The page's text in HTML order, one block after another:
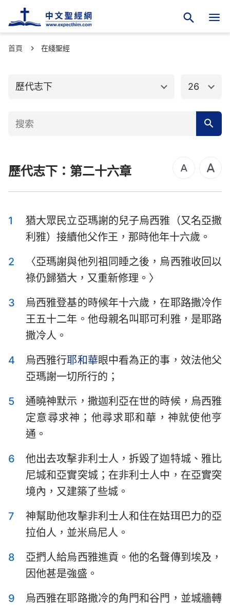
首頁 在綫聖經
歷代志下
舊約聖經
創世記
申命記
撒母耳記上 撒母耳記下
歷代志上 歷代志下
以斯拉記 尼希米記
以斯帖記 約伯記
傳道書 雅歌
以賽亞書
耶利米哀歌 以西結書
但以理書
約珥書 阿摩司書
俄巴底亞書 約拿書
哈巴谷書 西番雅書
哈該書 撒迦利亞書
瑪拉基書
26
歷代志下：第二十六章
1
猶大眾民立亞瑪謝的兒子烏西雅（又名亞撒
利雅）接續他父作王，那時他年十六歲。
2
〈亞瑪謝與他列祖同睡之後，烏西雅收回以
祿仍歸猶大，又重新修理。〉
3
烏西雅登基的時候年十六歲，在耶路撒冷作
王五十二年。他母親名叫耶可利雅，是耶路
撒冷人。
4
烏西雅行耶和華眼中看為正的事，效法他父
亞瑪謝一切所行的；
5
通曉神默示，撒迦利亞在世的時候，烏西雅
定意尋求神；他尋求耶和華，神就使他亨
通。
6
他出去攻擊非利士人，拆毀了迦特城、雅比
尼城和亞實突城；在非利士人中，在亞實突
境內，又建築了些城。
7
神幫助他攻擊非利士人和住在姑珥巴力的亞
拉伯人，並米烏尼人。
8
亞捫人給烏西雅進貢。他的名聲傳到埃及，
因他甚是強盛。
9
烏西雅在耶路撒冷的角門和谷門，並城牆轉